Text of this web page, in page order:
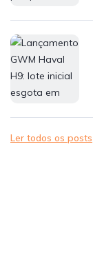
Ler todos os posts